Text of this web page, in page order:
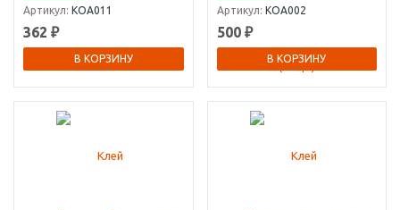
Артикул: КОА011
362 ₽
В КОРЗИНУ
Артикул: КОА002
500 ₽
В КОРЗИНУ